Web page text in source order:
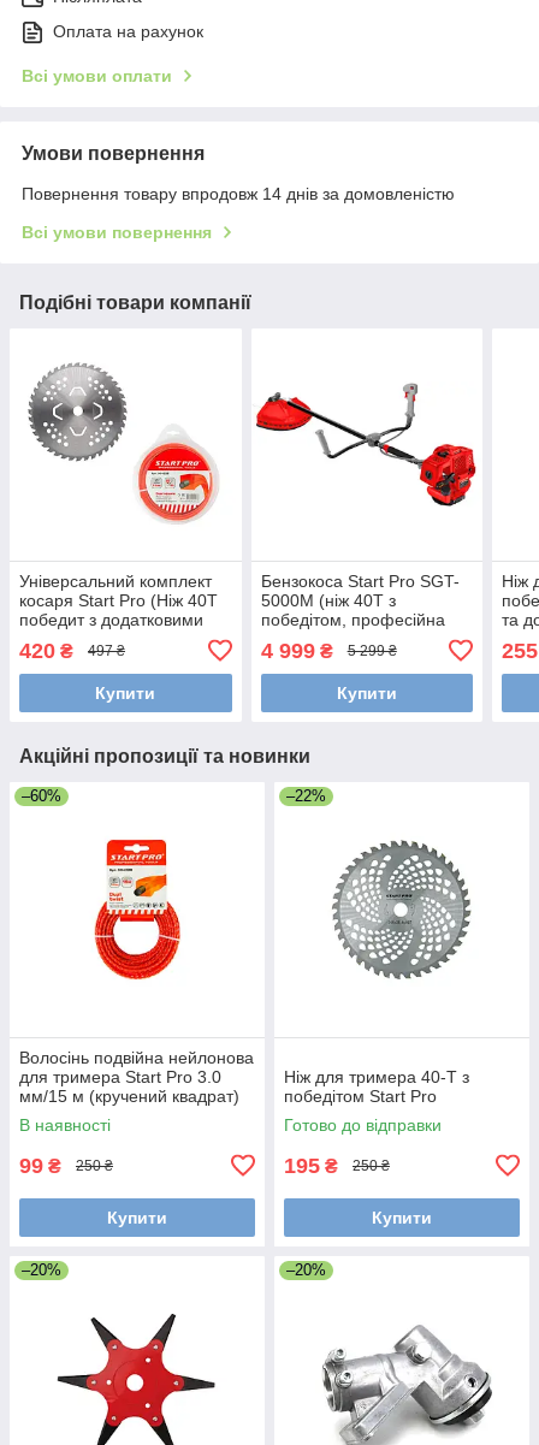
Оплата на рахунок
Всі умови оплати
Умови повернення
Повернення товару впродовж 14 днів за домовленістю
Всі умови повернення
Подібні товари компанії
Універсальний комплект
косаря Start Pro (Ніж 40T
победит з додатковими
мм/50 м "квадрат")
420 ₴ 497 ₴
Купити
Бензокоса Start Pro SGT-
5000M (ніж 40Т з
победітом, професійна
4 999₴ 5 299 ₴
Купити
Ніж
та
255
Акційні пропозиції та новинки
–60%
Волосінь подвійна нейлонова
для тримера Start Pro 3.0
мм/15 м (кручений квадрат)
В наявності
99 ₴ 250 ₴
Купити
–22%
Ніж для тримера 40-Т з
победітом Start Pro
Готово до відправки
195 ₴ 250 ₴
Купити
–20% –20%